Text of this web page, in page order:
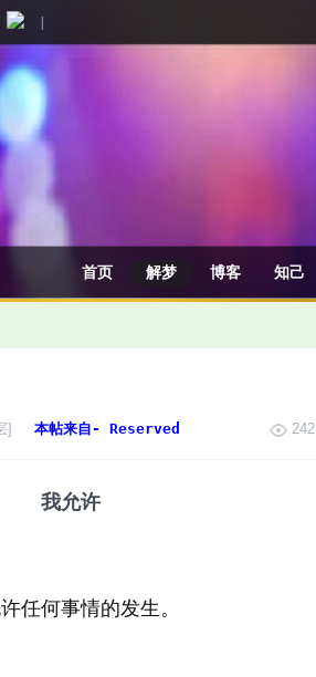
首页 解梦 博客 知己
] 本帖来自- Reserved 242
我允许
任何事情的发生。